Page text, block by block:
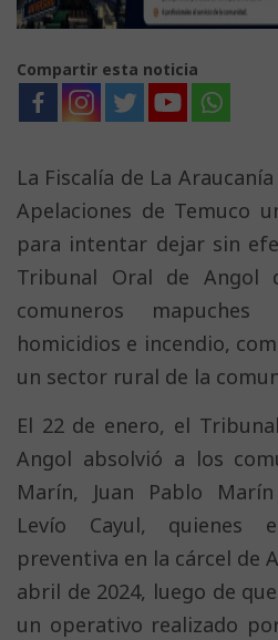
Compartir esta noticia
La Fiscalía de La
Apelaciones de Temuco
para intentar dejar sin
Tribunal Oral de Angol
comuneros
homicidios e incendio,
un sector rural de la
El 22 de enero, el
Angol absolvió a los
Marín, Juan Pablo
Levío Cayul, quienes
preventiva en la cárcel de
abril de 2024, luego de
un operativo realizado